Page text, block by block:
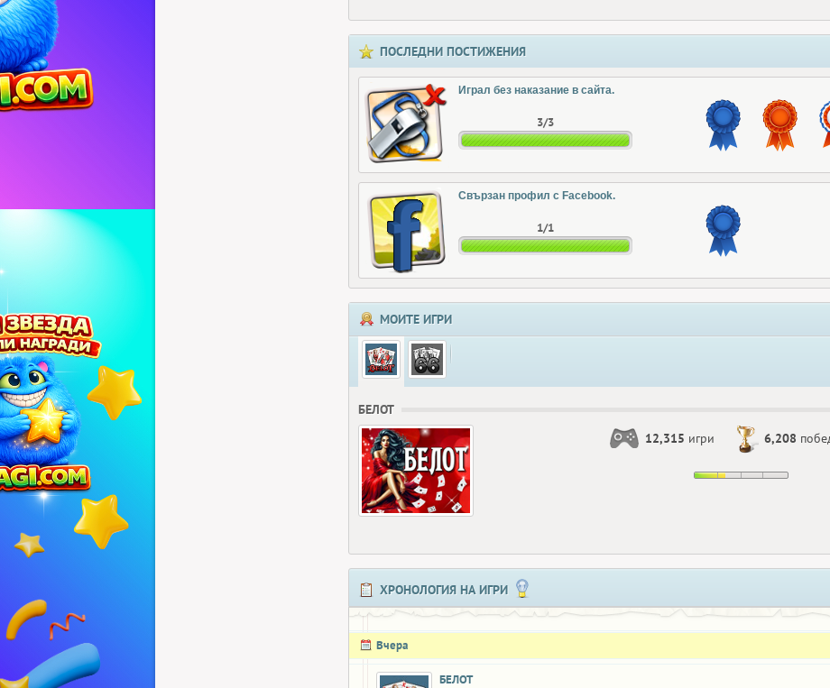
ПОСЛЕДНИ ПОСТИЖЕНИЯ
Играл без наказание в сайта.
3/3
Свързан профил с Facebook.
1/1
МОИТЕ ИГРИ
БЕЛОТ
12,315 игри 6,208
ХРОНОЛОГИЯ НА ИГРИ
Вчера
БЕЛОТ